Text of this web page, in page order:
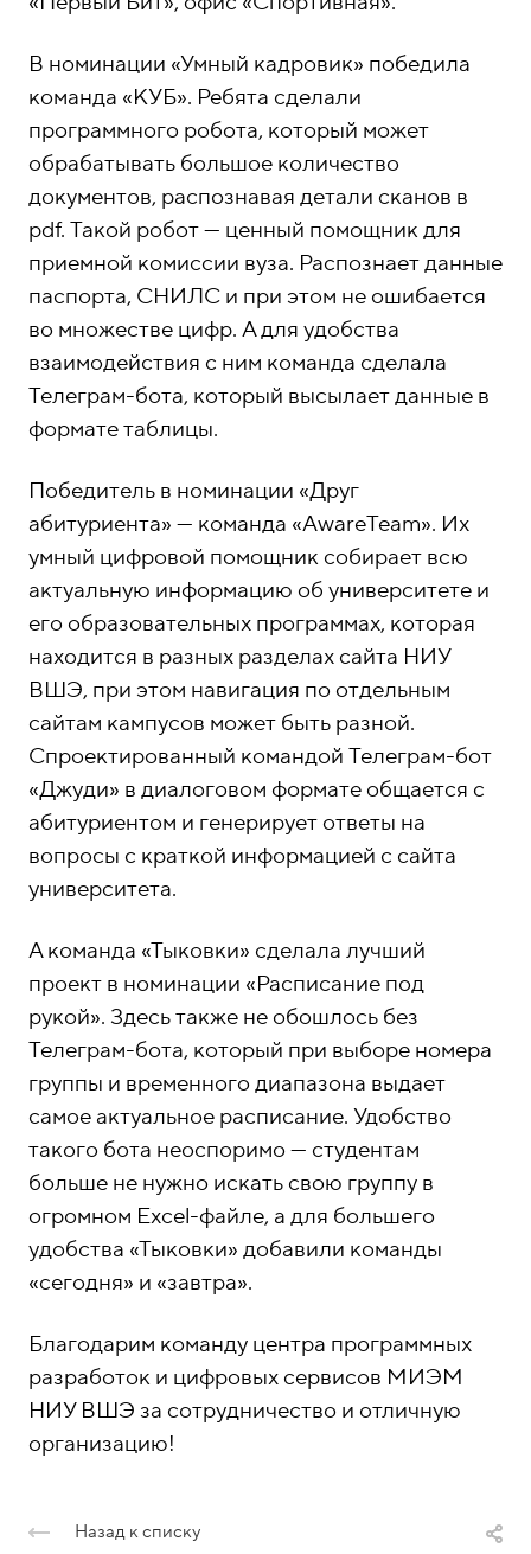
В номинации «Умный кадровик» победила
команда «КУБ». Ребята сделали
программного робота, который может
обрабатывать большое количество
документов, распознавая детали сканов в
pdf. Такой робот — ценный помощник для
приемной комиссии вуза. Распознает данные
паспорта, СНИЛС и при этом не ошибается
во множестве цифр. А для удобства
взаимодействия с ним команда сделала
Телеграм-бота, который высылает данные в
формате таблицы.
Победитель в номинации «Друг
абитуриента» — команда «AwareTeam». Их
умный цифровой помощник собирает всю
актуальную информацию об университете и
его образовательных программах, которая
находится в разных разделах сайта НИУ
ВШЭ, при этом навигация по отдельным
сайтам кампусов может быть разной.
Спроектированный командой Телеграм-бот
«Джуди» в диалоговом формате общается с
абитуриентом и генерирует ответы на
вопросы с краткой информацией с сайта
университета.
А команда «Тыковки» сделала лучший
проект в номинации «Расписание под
рукой». Здесь также не обошлось без
Телеграм-бота, который при выборе номера
группы и временного диапазона выдает
самое актуальное расписание. Удобство
такого бота неоспоримо — студентам
больше не нужно искать свою группу в
огромном Excel-файле, а для большего
удобства «Тыковки» добавили команды
«сегодня» и «завтра».
Благодарим команду центра программных
разработок и цифровых сервисов МИЭМ
НИУ ВШЭ за сотрудничество и отличную
организацию!
Назад к списку